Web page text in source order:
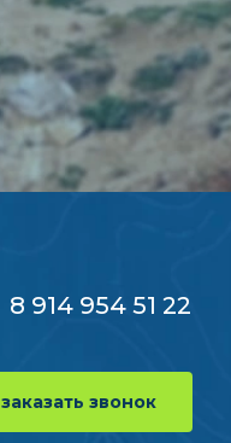
8 914 954 51 22
заказать звонок